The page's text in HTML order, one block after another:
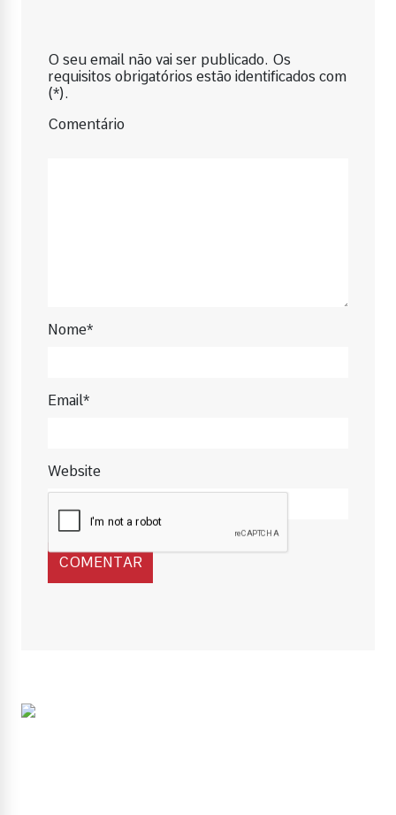
O seu email não vai ser publicado. Os
requisitos obrigatórios estão identificados com
(*).
Comentário
Nome*
Email*
Website